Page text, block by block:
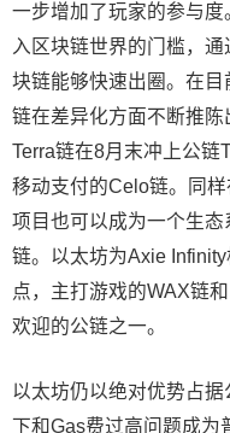
一步增加了玩家的参与
入区块链世界的门槛，
块链能够快速出圈。在
链在差异化方面不断推
Terra链在8月末冲上公链
移动支付的Celo链。同
项目也可以成为一个生
链。以太坊为Axie
点，主打游戏的WAX链
欢迎的公链之一。
以太坊仍以绝对优势占
下和Gas费过高问题成为